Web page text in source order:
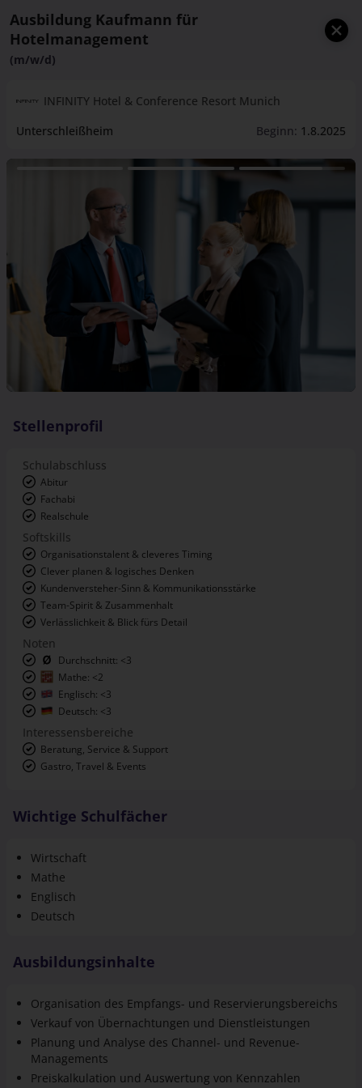
Ausbildung Kaufmann für
Hotelmanagement
(m/w/d)
INFINITY Hotel & Conference Resort Munich
Unterschleißheim
Beginn: 1.8.2025
Stellenprofil
Schulabschluss
Abitur
Fachabi
Realschule
Softskills
Organisationstalent & cleveres Timing
Clever planen & logisches Denken
Kundenversteher-Sinn & Kommunikationsstärke
Team-Spirit & Zusammenhalt
Verlässlichkeit & Blick fürs Detail
Noten
Durchschnitt: <3
Mathe: <2
Englisch: <3
Deutsch: <3
Interessensbereiche
Beratung, Service & Support
Gastro, Travel & Events
Wichtige Schulfächer
Wirtschaft
Mathe
Englisch
Deutsch
Ausbildungsinhalte
Organisation des Empfangs- und Reservierungsbereichs
Verkauf von Übernachtungen und Dienstleistungen
Planung und Analyse des Channel- und Revenue-
Managements
Preiskalkulation und Auswertung von Kennzahlen